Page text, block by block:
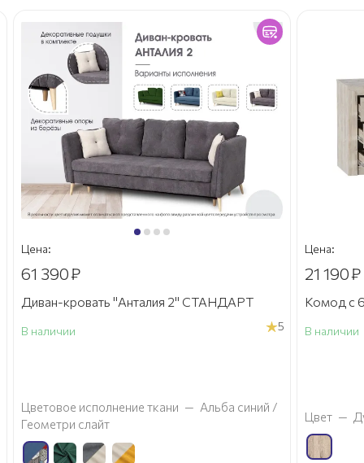
Цена:
61 390₽
Диван-кровать "Анталия 2" СТАНДАРТ
В наличии 5
Цветовое исполнение ткани — Альба синий /
Геометри слайт
Цена:
21 190₽
Комод с
В наличии
Цвет —